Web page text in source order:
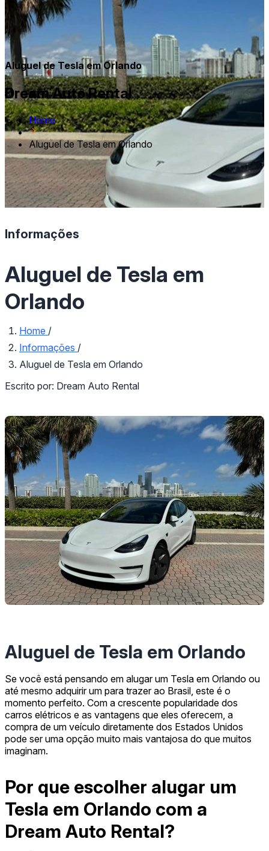
Aluguel de Tesla em Orlando
Dream Auto Rental
Home
Aluguel de Tesla em Orlando
Informações
Aluguel de Tesla em
Orlando
Home /
Informações /
Aluguel de Tesla em Orlando
Escrito por: Dream Auto Rental
Aluguel de Tesla em Orlando
Se você está pensando em alugar um Tesla em Orlando ou
até mesmo adquirir um para trazer ao Brasil, este é o
momento perfeito. Com a crescente popularidade dos
carros elétricos e as vantagens que eles oferecem, a
compra de um veículo diretamente dos Estados Unidos
pode ser uma opção muito mais vantajosa do que muitos
imaginam.
Por que escolher alugar um
Tesla em Orlando com a
Dream Auto Rental?